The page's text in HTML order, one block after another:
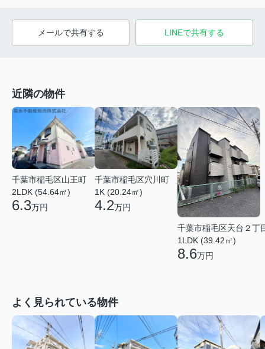
メールで共有する LINEで共有する
近隣の物件
千葉市稲毛区山王町
2LDK (54.64㎡)
6.3万円
千葉市稲毛区穴川町
1K (20.24㎡)
4.2万円
千葉市稲毛区天台２丁
1LDK (39.42㎡)
8.6万円
よく見られている物件